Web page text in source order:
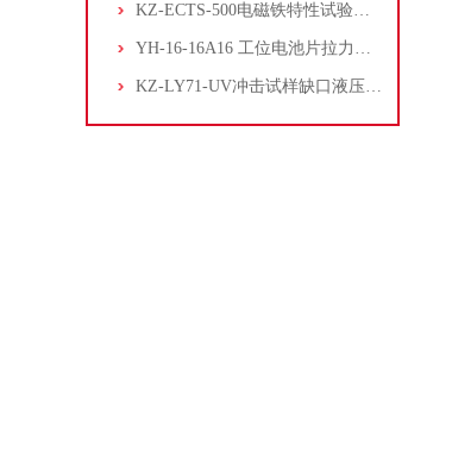
KZ-ECTS-500电磁铁特性试验系统
YH-16-16A16 工位电池片拉力试验机
KZ-LY71-UV冲击试样缺口液压拉床